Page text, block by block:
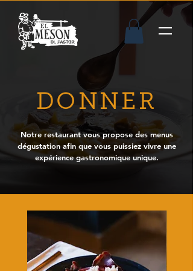
DONNER
Notre restaurant vous propose des menus
dégustation afin que vous puissiez vivre une
expérience gastronomique unique.